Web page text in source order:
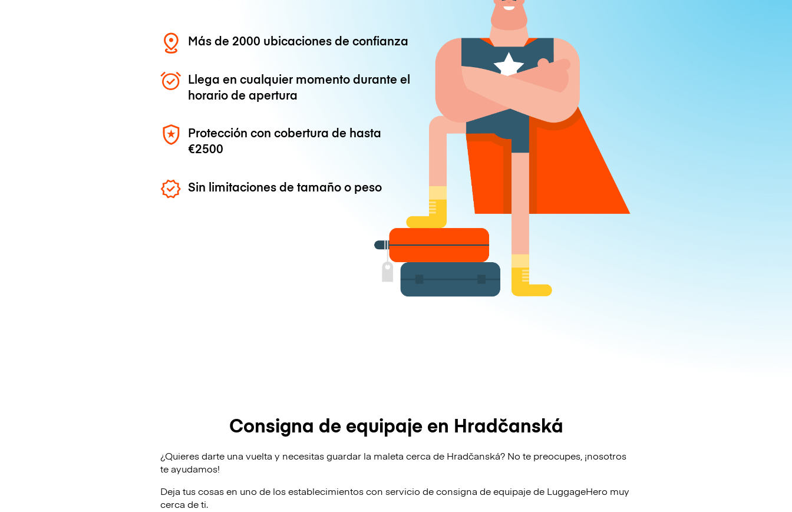
Más de 2000 ubicaciones de confianza
Llega en cualquier momento durante el
horario de apertura
Protección con cobertura de hasta
€2500
Sin limitaciones de tamaño o peso
Consigna de equipaje en Hradčanská
¿Quieres darte una vuelta y necesitas guardar la maleta cerca de Hradčanská? No te preocupes, ¡nosotros
te ayudamos!
Deja tus cosas en uno de los establecimientos con servicio de consigna de equipaje de LuggageHero muy
cerca de ti.